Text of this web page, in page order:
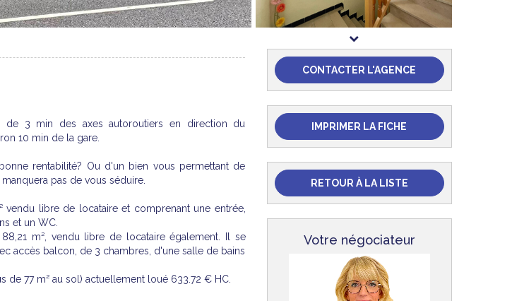
de 3 min des axes autoroutiers en direction du
10 min de la gare.
rentabilité? Ou d'un bien vous permettant de
pas de vous séduire.
libre de locataire et comprenant une entrée,
et un WC.
m², vendu libre de locataire également. Il se
accès balcon, de 3 chambres, d'une salle de bains
de 77 m² au sol) actuellement loué 633.72 € HC.
CONTACTER L'AGENCE
IMPRIMER LA FICHE
RETOUR À LA LISTE
Votre négociateur